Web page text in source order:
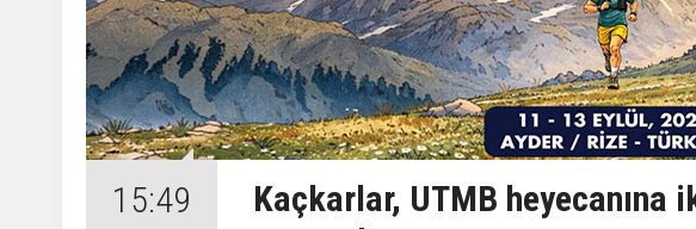
15:49
Kaçkarlar, UTMB